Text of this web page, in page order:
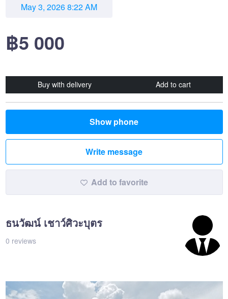
May 3, 2026 8:22 AM
฿5 000
Buy with delivery Add to cart
Show phone
Write message
Add to favorite
ธนวัฒน์ เชาว์ศิวะบุตร
0 reviews